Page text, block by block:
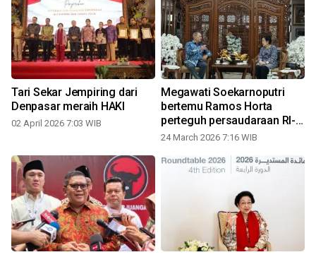
Tari Sekar Jempiring dari
Denpasar meraih HAKI
02 April 2026 7:03 WIB
Megawati Soekarnoputri
bertemu Ramos Horta
perteguh persaudaraan RI-
Timor Leste
24 March 2026 7:16 WIB